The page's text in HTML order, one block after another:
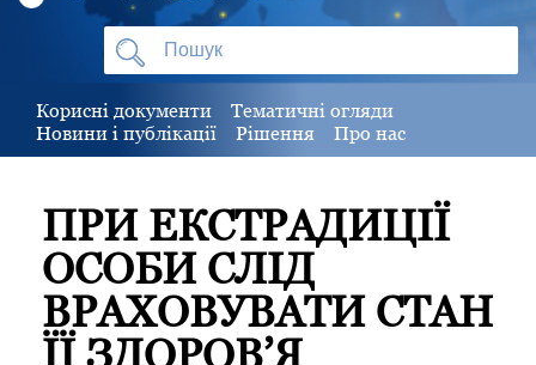
Корисні документи
Тематичні огляди
Новини і публікації
Рішення Про нас
ПРИ ЕКСТРАДИЦІЇ
ОСОБИ СЛІД
ВРАХОВУВАТИ СТАН